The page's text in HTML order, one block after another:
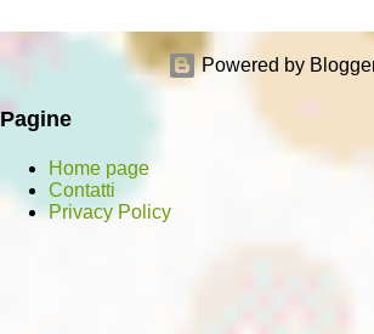
Powered by
Pagine
Home page
Contatti
Privacy Policy